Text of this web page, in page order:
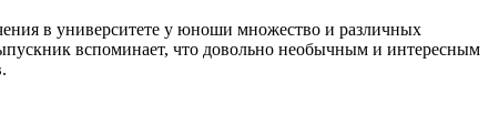
в университете у юноши множество и различных
вспоминает, что довольно необычным и интересным